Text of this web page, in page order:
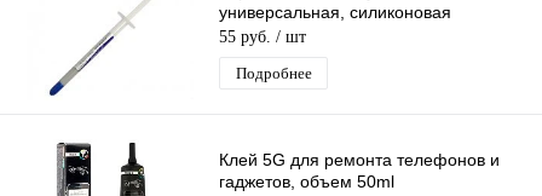
универсальная, силиконовая
55 руб. / шт
Подробнее
Клей 5G для ремонта телефонов и
гаджетов, объем 50ml